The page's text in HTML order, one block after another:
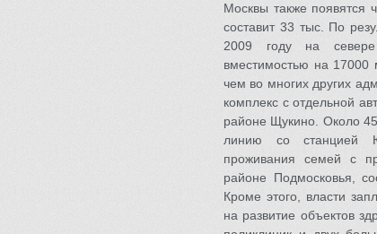
Москвы также появятся
составит 33 тыс. По
2009 году на севере
вместимостью на 17000
чем во многих других
комплекс с отдельной
районе Щукино. Около
линию со станцией
проживания семей с
районе Подмосковья,
Кроме этого, власти
на развитие объектов